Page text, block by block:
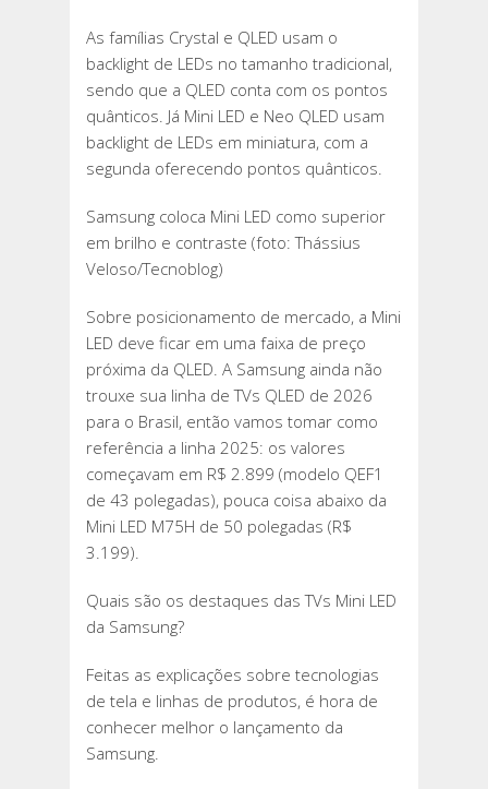
As famílias Crystal e QLED usam o
backlight de LEDs no tamanho tradicional,
sendo que a QLED conta com os pontos
quânticos. Já Mini LED e Neo QLED usam
backlight de LEDs em miniatura, com a
segunda oferecendo pontos quânticos.
Samsung coloca Mini LED como superior
em brilho e contraste (foto: Thássius
Veloso/Tecnoblog)
Sobre posicionamento de mercado, a Mini
LED deve ficar em uma faixa de preço
próxima da QLED. A Samsung ainda não
trouxe sua linha de TVs QLED de 2026
para o Brasil, então vamos tomar como
referência a linha 2025: os valores
começavam em R$ 2.899 (modelo QEF1
de 43 polegadas), pouca coisa abaixo da
Mini LED M75H de 50 polegadas (R$
3.199).
Quais são os destaques das TVs Mini LED
da Samsung?
Feitas as explicações sobre tecnologias
de tela e linhas de produtos, é hora de
conhecer melhor o lançamento da
Samsung.